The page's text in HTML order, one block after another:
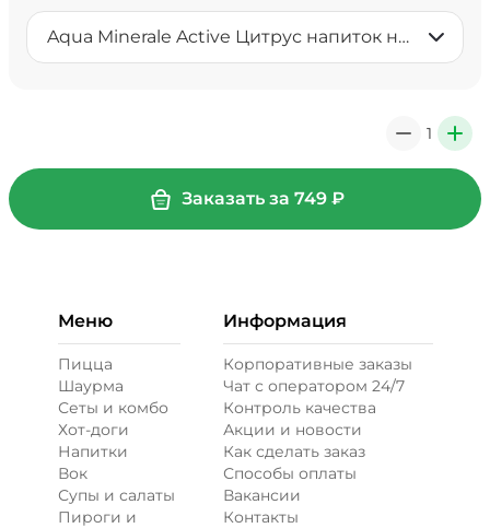
Aqua Minerale Active Цитрус напиток негазированный 0,5 л
1 +
Заказать за 749 ₽
Меню
Пицца
Шаурма
Сеты и комбо
Хот-доги
Напитки
Вок
Супы и салаты
Пироги и
Информация
Корпоративные заказы
Чат с оператором 24/7
Контроль качества
Акции и новости
Как сделать заказ
Способы оплаты
Вакансии
Контакты